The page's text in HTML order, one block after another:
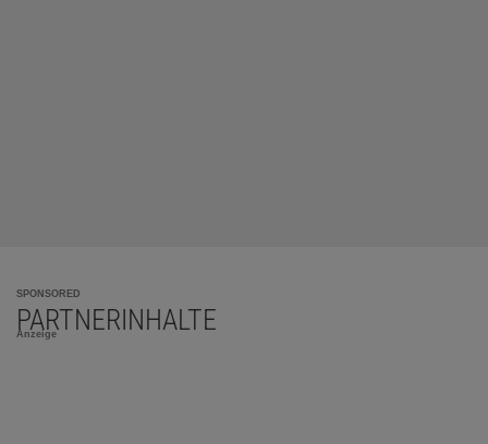
SPONSORED
PARTNERINHALTE
Anzeige